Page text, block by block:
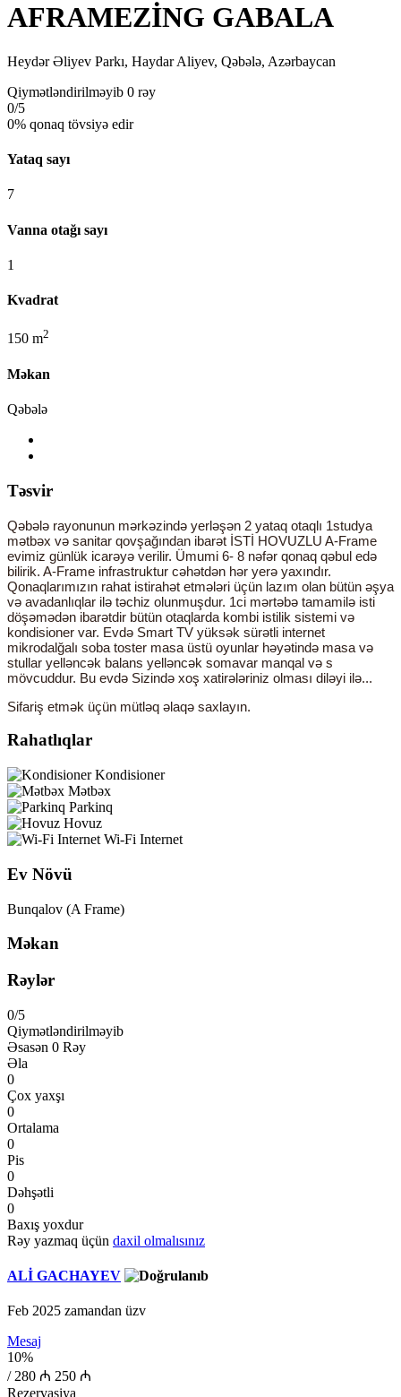
AFRAMEZİNG GABALA
Heydər Əliyev Parkı, Haydar Aliyev, Qəbələ, Azərbaycan
Qiymətləndirilməyib 0 rəy
0/5
0% qonaq tövsiyə edir
Yataq sayı
7
Vanna otağı sayı
1
Kvadrat
150 m2
Məkan
Qəbələ
Təsvir
Qəbələ rayonunun mərkəzində yerləşən 2 yataq otaqlı 1studya
mətbəx və sanitar qovşağından ibarət İSTİ HOVUZLU A-Frame
evimiz günlük icarəyə verilir. Ümumi 6- 8 nəfər qonaq qəbul edə
bilirik. A-Frame infrastruktur cəhətdən hər yerə yaxındır.
Qonaqlarımızın rahat istirahət etmələri üçün lazım olan bütün əşya
və avadanlıqlar ilə təchiz olunmuşdur. 1ci mərtəbə tamamilə isti
döşəmədən ibarətdir bütün otaqlarda kombi istilik sistemi və
kondisioner var. Evdə Smart TV yüksək sürətli internet
mikrodalğalı soba toster masa üstü oyunlar həyətində masa və
stullar yelləncək balans yelləncək somavar manqal və s
mövcuddur. Bu evdə Sizində xoş xatirələriniz olması diləyi ilə...
Sifariş etmək üçün mütləq əlaqə saxlayın.
Rahatlıqlar
Kondisioner
Mətbəx
Parkinq
Hovuz
Wi-Fi Internet
Ev Növü
Bunqalov (A Frame)
Məkan
Rəylər
0/5
Qiymətləndirilməyib
Əsasən 0 Rəy
Əla
0
Çox yaxşı
0
Ortalama
0
Pis
0
Dəhşətli
0
Baxış yoxdur
Rəy yazmaq üçün daxil olmalısınız
ALİ GACHAYEV
Feb 2025 zamandan üzv
Mesaj
10%
/ 280 ₼ 250 ₼
Rezervasiya